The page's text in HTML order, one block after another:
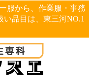
服から、作業服・事務
品目は、東三河NO.1